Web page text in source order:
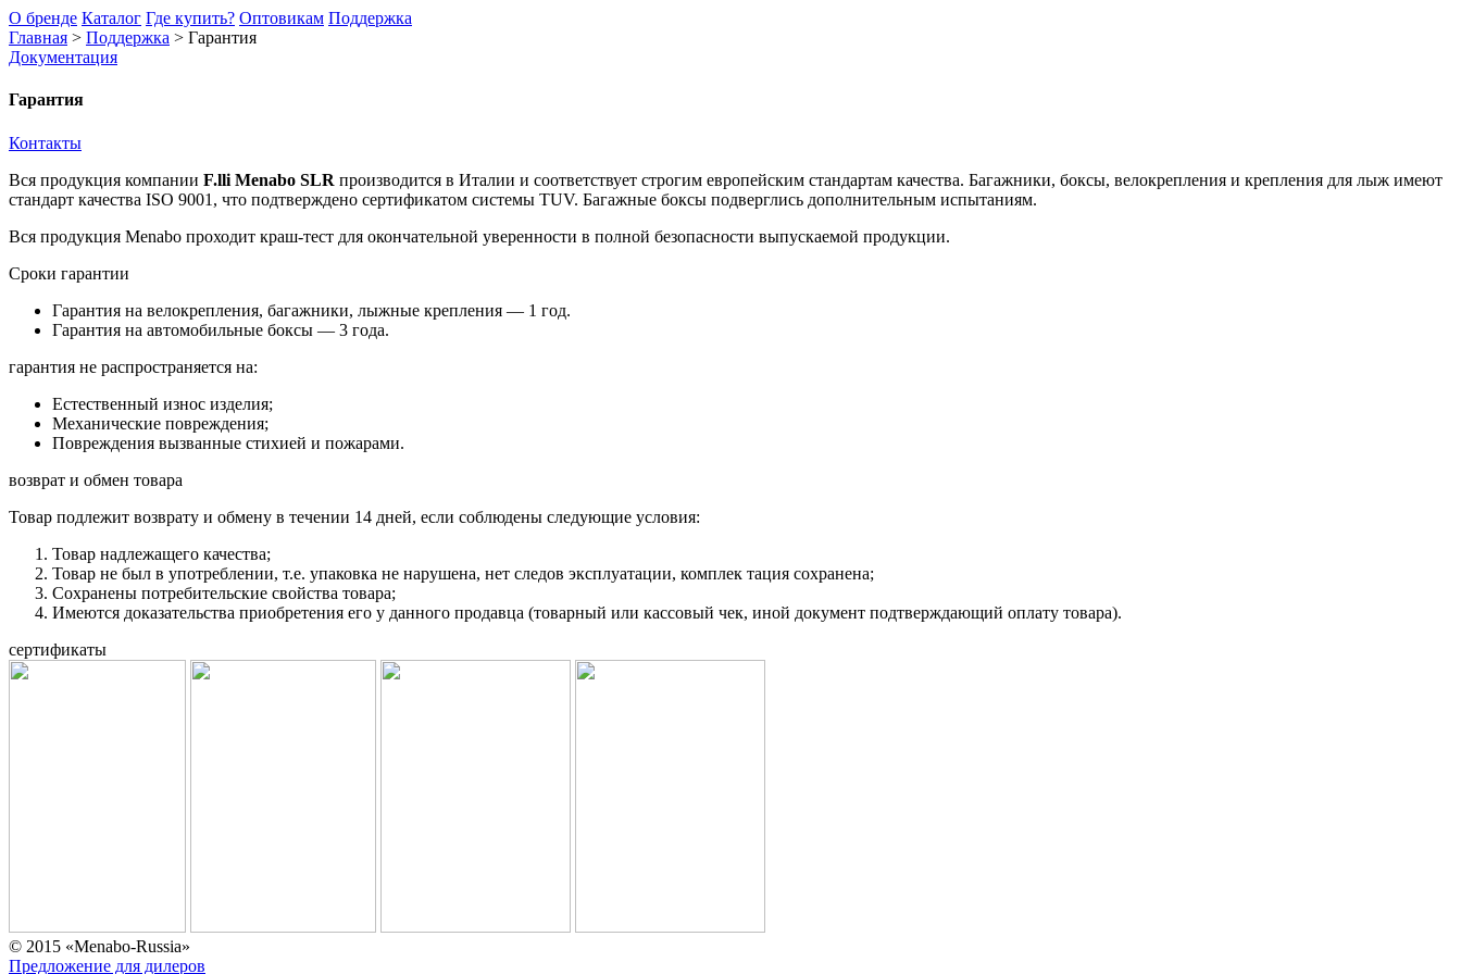
О бренде Каталог Где купить? Оптовикам Поддержка
Главная > Поддержка > Гарантия
Документация
Гарантия
Контакты
Вся продукция компании F.lli Menabo SLR производится в Италии и соответствует строгим европейским стандартам качества. Багажники, боксы, велокрепления и крепления для лыж имеют
стандарт качества ISO 9001, что подтверждено сертификатом системы TUV. Багажные боксы подверглись дополнительным испытаниям.
Вся продукция Menabo проходит краш-тест для окончательной уверенности в полной безопасности выпускаемой продукции.
Сроки гарантии
Гарантия на велокрепления, багажники, лыжные крепления — 1 год.
Гарантия на автомобильные боксы — 3 года.
гарантия не распространяется на:
Естественный износ изделия;
Механические повреждения;
Повреждения вызванные стихией и пожарами.
возврат и обмен товара
Товар подлежит возврату и обмену в течении 14 дней, если соблюдены следующие условия:
Товар надлежащего качества;
Товар не был в употреблении, т.е. упаковка не нарушена, нет следов эксплуатации, комплек тация сохранена;
Сохранены потребительские свойства товара;
Имеются доказательства приобретения его у данного продавца (товарный или кассовый чек, иной документ подтверждающий оплату товара).
сертификаты
© 2015 «Menabo-Russia»
Предложение для дилеров